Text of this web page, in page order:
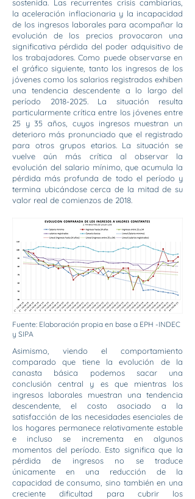
sostenida. Las recurrentes crisis cambiarias,
la aceleración inflacionaria y la incapacidad
de los ingresos laborales para acompañar la
evolución de los precios provocaron una
significativa pérdida del poder adquisitivo de
los trabajadores. Como puede observarse en
el gráfico siguiente, tanto los ingresos de los
jóvenes como los salarios registrados exhiben
una tendencia descendente a lo largo del
período 2018-2025. La situación resulta
particularmente crítica entre los jóvenes entre
25 y 35 años, cuyos ingresos muestran un
deterioro más pronunciado que el registrado
para otros grupos etarios. La situación se
vuelve aún más crítica al observar la
evolución del salario mínimo, que acumula la
pérdida más profunda de todo el período y
termina ubicándose cerca de la mitad de su
valor real de comienzos de 2018.
Fuente: Elaboración propia en base a EPH -INDEC
y SIPA
Asimismo, viendo el comportamiento
comparado que tiene la evolución de la
canasta básica podemos sacar una
conclusión central y es que mientras los
ingresos laborales muestran una tendencia
descendente, el costo asociado a la
satisfacción de las necesidades esenciales de
los hogares permanece relativamente estable
e incluso se incrementa en algunos
momentos del período. Esto significa que la
pérdida de ingresos no se traduce
únicamente en una reducción de la
capacidad de consumo, sino también en una
creciente dificultad para cubrir los